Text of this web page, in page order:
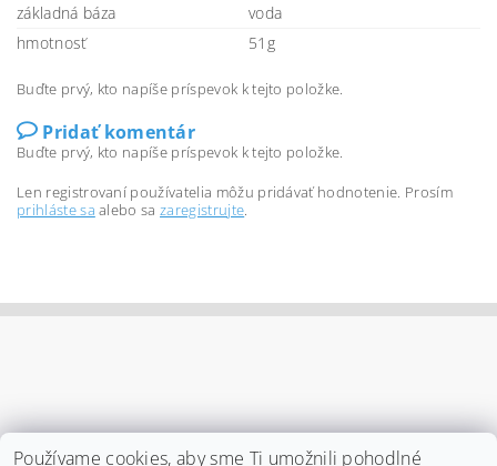
základná báza
voda
hmotnosť
51g
Buďte prvý, kto napíše príspevok k tejto položke.
Pridať komentár
Buďte prvý, kto napíše príspevok k tejto položke.
Len registrovaní používatelia môžu pridávať hodnotenie. Prosím
prihláste sa alebo sazaregistrujte.
Používame cookies, aby sme Ti umožnili pohodlné